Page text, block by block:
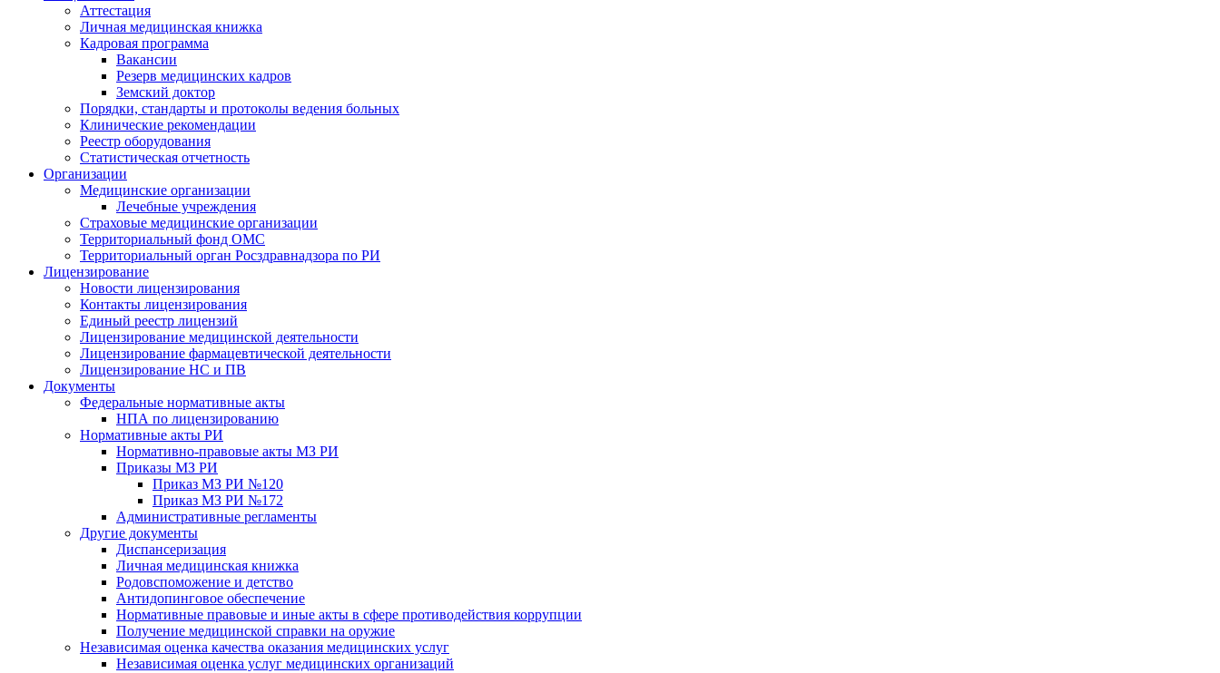
Аттестация
Личная медицинская книжка
Кадровая программа
Вакансии
Резерв медицинских кадров
Земский доктор
Порядки, стандарты и протоколы ведения больных
Клинические рекомендации
Реестр оборудования
Статистическая отчетность
Организации
Медицинские организации
Лечебные учреждения
Страховые медицинские организации
Территориальный фонд ОМС
Территориальный орган Росздравнадзора по РИ
Лицензирование
Новости лицензирования
Контакты лицензирования
Единый реестр лицензий
Лицензирование медицинской деятельности
Лицензирование фармацевтической деятельности
Лицензирование НС и ПВ
Документы
Федеральные нормативные акты
НПА по лицензированию
Нормативные акты РИ
Нормативно-правовые акты МЗ РИ
Приказы МЗ РИ
Приказ МЗ РИ №120
Приказ МЗ РИ №172
Административные регламенты
Другие документы
Диспансеризация
Личная медицинская книжка
Родовспоможение и детство
Антидопинговое обеспечение
Нормативные правовые и иные акты в сфере противодействия коррупции
Получение медицинской справки на оружие
Независимая оценка качества оказания медицинских услуг
Независимая оценка услуг медицинскиx организаций